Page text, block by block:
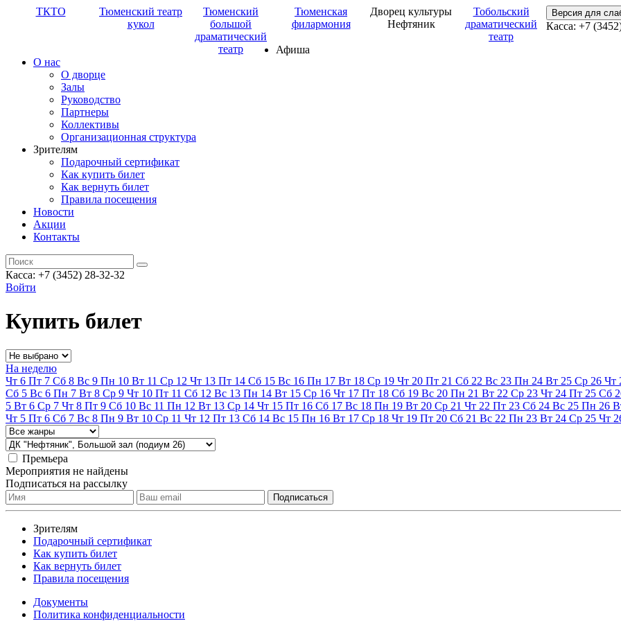
ТКТО
Тюменский театр
кукол
Тюменский
большой
драматический
театр
Тюменская
филармония
Дворец культуры
Нефтяник
Тобольский
драматический
театр
Версия для
Касса: +7
Афиша
О нас
О дворце
Залы
Руководство
Партнеры
Коллективы
Организационная структура
Зрителям
Подарочный сертификат
Как купить билет
Как вернуть билет
Правила посещения
Новости
Акции
Контакты
Касса: +7 (3452) 28-32-32
Войти
Купить билет
На неделю
Чт 6 Пт 7 Сб 8 Вс 9 Пн 10 Вт 11 Ср 12 Чт 13 Пт 14 Сб 15 Вс 16 Пн 17 Вт 18 Ср 19 Чт 20 Пт 21 Сб 22 Вс 23 Пн 24 Вт 25 Ср 26 Чт
Сб 5 Вс 6 Пн 7 Вт 8 Ср 9 Чт 10 Пт 11 Сб 12 Вс 13 Пн 14 Вт 15 Ср 16 Чт 17 Пт 18 Сб 19 Вс 20 Пн 21 Вт 22 Ср 23 Чт 24 Пт 25 Сб
5 Вт 6 Ср 7 Чт 8 Пт 9 Сб 10 Вс 11 Пн 12 Вт 13 Ср 14 Чт 15 Пт 16 Сб 17 Вс 18 Пн 19 Вт 20 Ср 21 Чт 22 Пт 23 Сб 24 Вс 25 Пн 26
Чт 5 Пт 6 Сб 7 Вс 8 Пн 9 Вт 10 Ср 11 Чт 12 Пт 13 Сб 14 Вс 15 Пн 16 Вт 17 Ср 18 Чт 19 Пт 20 Сб 21 Вс 22 Пн 23 Вт 24 Ср 25 Чт
Премьера
Мероприятия не найдены
Подписаться на рассылку
Зрителям
Подарочный сертификат
Как купить билет
Как вернуть билет
Правила посещения
Документы
Политика конфиденциальности